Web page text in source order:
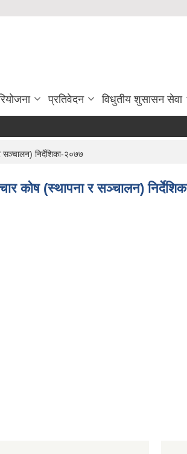
प्रतिवेदन विधुतीय शुसासन सेवा
निर्देशिका-२०७७
कोष (स्थापना र सञ्चालन)